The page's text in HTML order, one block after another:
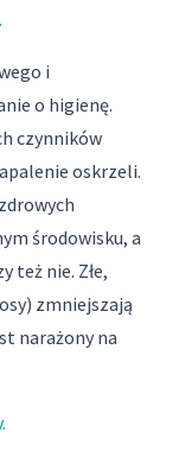
i
o higienę.
czynników
oskrzeli.
środowisku, a
też nie. Złe,
zmniejszają
narażony na